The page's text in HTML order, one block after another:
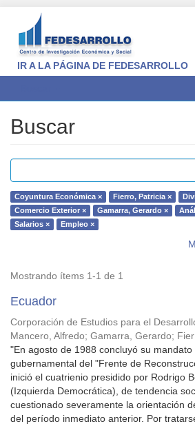
IR A LA PÁGINA DE FEDESARROLLO
Buscar
Coyuntura Económica × Fierro, Patricia ×
Comercio Exterior ×
Gamarra, Gerardo ×
Salarios ×
Empleo ×
Mostrando ítems 1-1 de 1
Ecuador
Corporación de Estudios para el
Mancero, Alfredo; Gamarra, Gerardo;
"En agosto de 1988 concluyó su
gubernamental del "Frente de
inició el cuatrienio presidido por Rodrigo
(Izquierda Democrática), de tendencia
cuestionado severamente la orientación
del período inmediato anterior. Por